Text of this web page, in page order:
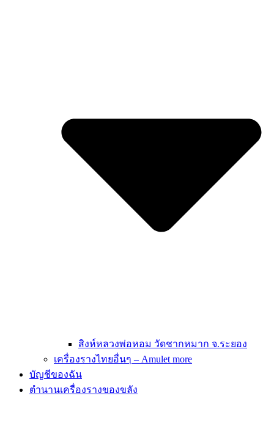
สิงห์หลวงพ่อหอม วัดชากหมาก จ.ระยอง
เครื่องรางไทยอื่นๆ – Amulet more
บัญชีของฉัน
ตำนานเครื่องรางของขลัง